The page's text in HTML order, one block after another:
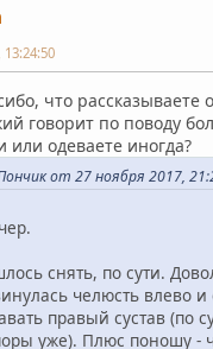
что рассказываете
говорит по поводу
или одеваете иногда?
от 27 ноября 2017,
снять, по сути.
челюсть влево и
правый сустав (по
уже). Плюс поношу -